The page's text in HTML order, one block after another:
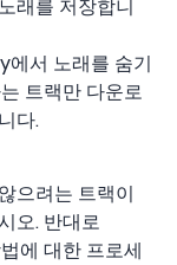
래를 저장합니
서 노래를 숨기
트랙만 다운로
다.
으려는 트랙이
오. 반대로
에 대한 프로세